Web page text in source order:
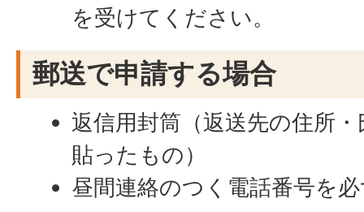
を受けてください。
郵送で申請する場合
返信用封筒（返送先の住所
貼ったもの）
昼間連絡のつく電話番号を